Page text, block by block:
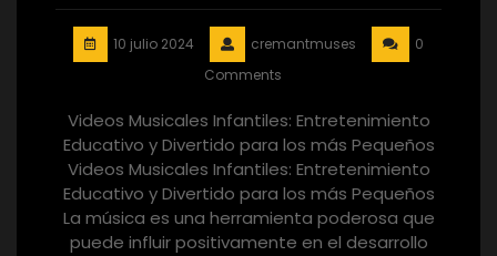
10 julio 2024 cremantmuses
0
Comments
Videos Musicales Infantiles: Entretenimiento
Educativo y Divertido para los más Pequeños
Videos Musicales Infantiles: Entretenimiento
Educativo y Divertido para los más Pequeños
La música es una herramienta poderosa que
puede influir positivamente en el desarrollo